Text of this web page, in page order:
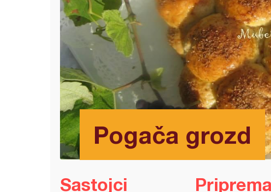
Pogača grozd
Sastojci Priprema